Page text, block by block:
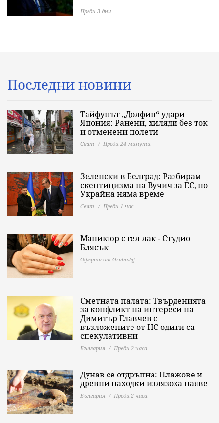
Преди 3 дни
Последни новини
Тайфунът „Долфин“ удари
Япония: Ранени, хиляди без ток
и отменени полети
Свят Преди 24 минути
Зеленски в Белград: Разбирам
скептицизма на Вучич за ЕС, но
Украйна няма време
Свят Преди 1 час
Маникюр с гел лак - Студио
Блясък
Оферта от Grabo.bg
Сметната палата: Твърденията
за конфликт на интереси на
Димитър Главчев с
възложените от НС одити са
спекулативни
България Преди 2 часа
Дунав се отдръпна: Плажове и
древни находки излязоха наяве
България Преди 2 часа